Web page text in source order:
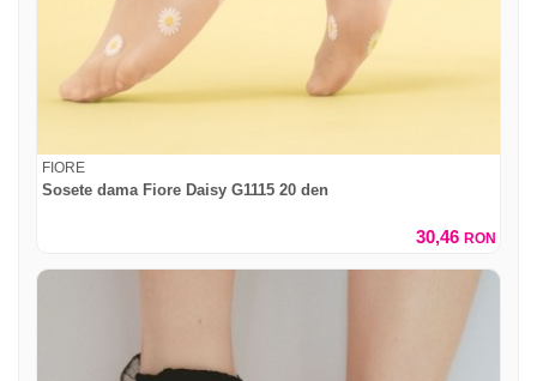
FIORE
Sosete dama Fiore Daisy G1115 20 den
30,46 RON